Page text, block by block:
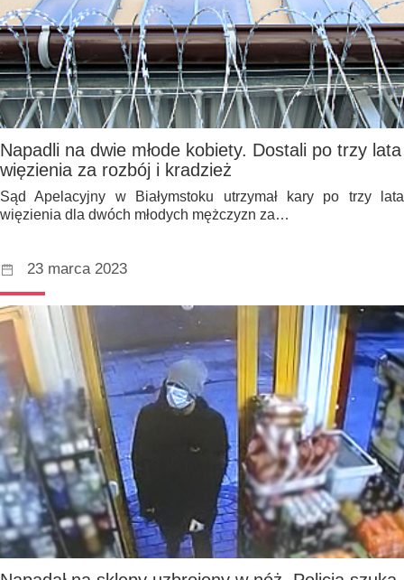
Napadli na dwie młode kobiety. Dostali po trzy lata
więzienia za rozbój i kradzież
Sąd Apelacyjny w Białymstoku utrzymał kary po trzy lata
więzienia dla dwóch młodych mężczyzn za…
23 marca 2023